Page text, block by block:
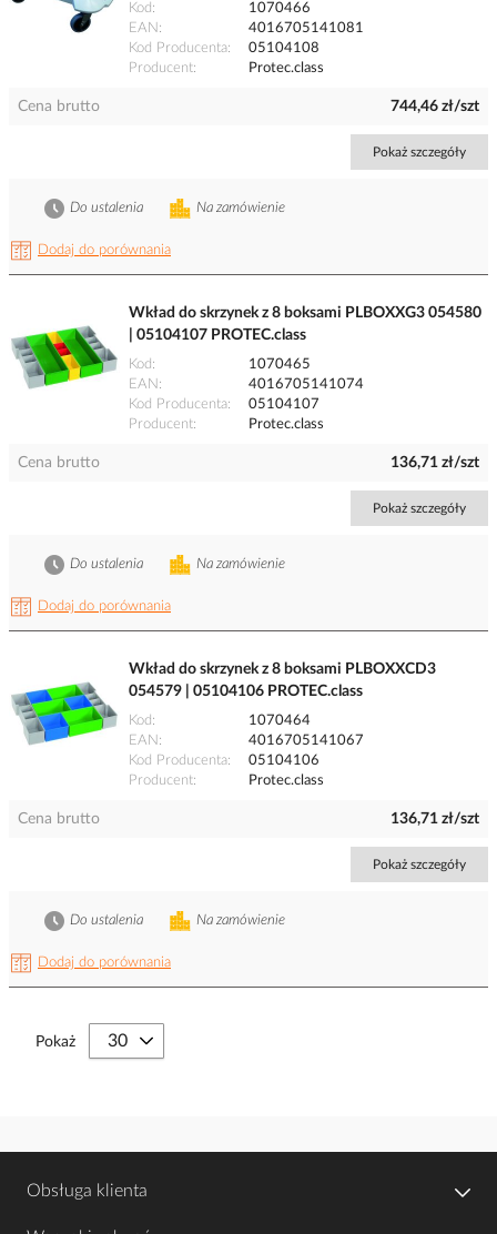
Kod
1070466
EAN
4016705141081
Kod Producenta
05104108
Producent
Protec.class
Cena brutto 744,46 zł/szt
Pokaż szczegóły
Dodaj do porównania
Na zamówienie
Do ustalenia
Wkład do skrzynek z 8 boksami PLBOXXG3 054580
| 05104107 PROTEC.class
Kod
1070465
EAN
4016705141074
Kod Producenta
05104107
Producent
Protec.class
Cena brutto 136,71 zł/szt
Pokaż szczegóły
Dodaj do porównania
Na zamówienie
Do ustalenia
Wkład do skrzynek z 8 boksami PLBOXXCD3
054579 | 05104106 PROTEC.class
Kod
1070464
EAN
4016705141067
Kod Producenta
05104106
Producent
Protec.class
Cena brutto 136,71 zł/szt
Pokaż szczegóły
Dodaj do porównania
Na zamówienie
Do ustalenia
Pokaż
Obsługa klienta